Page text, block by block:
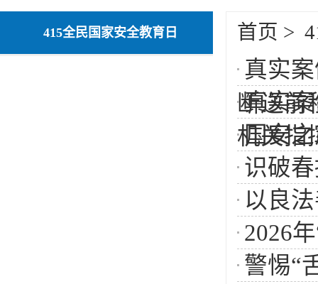
415全民国家安全教育日 首页 >
真实
断送前
真实
机关指
国安
识破
以良
2026
警惕“